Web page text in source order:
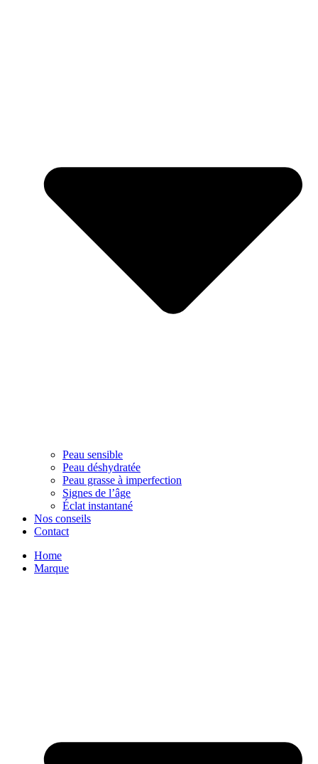
Peau sensible
Peau déshydratée
Peau grasse à imperfection
Signes de l’âge
Éclat instantané
Nos conseils
Contact
Home
Marque